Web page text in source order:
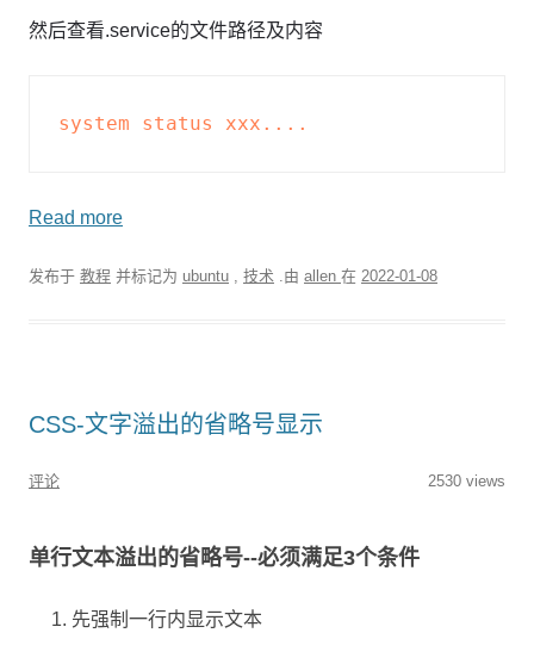
然后查看.service的文件路径及内容
system status xxx....
Read more
发布于 教程 并标记为 ubuntu , 技术 .由 allen 在 2022-01-08
CSS-文字溢出的省略号显示
评论 2530 views
单行文本溢出的省略号--必须满足3个条件
先强制一行内显示文本